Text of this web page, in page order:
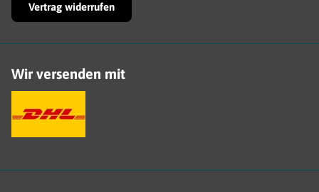
Vertrag widerrufen
Wir versenden mit